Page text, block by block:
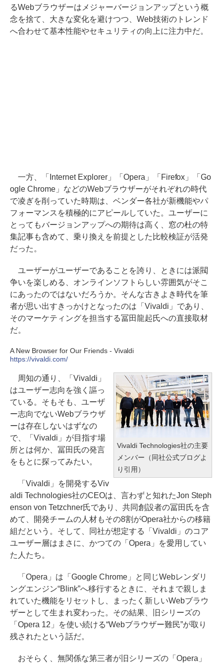
るWebブラウザーはメジャーバージョンアップという概
念を捨て、大きな変化を避けつつ、Web技術のトレンド
へ合わせて基本性能やセキュリティの向上に注力中だ。
一方、「Internet Explorer」「Opera」「Firefox」「Go
ogle Chrome」などのWebブラウザーがそれぞれの時代
で凌ぎを削っていた時期は、ベンダー各社が新機能やパ
フォーマンスを積極的にアピールしていた。ユーザーに
とってもバージョンアップへの期待は高く、窓の杜の特
集記事も含めて、乗り換えを前提とした比較検証が活発
だった。
ユーザーがユーザーであることを誇り、ときには派閥
争いを楽しめる、オンラインソフトらしい雰囲気がそこ
にあったのではないだろうか。そんな古きよき時代を筆
者が思い出すきっかけとなったのは「Vivaldi」であり、
そのマーケティングを担当する冨田龍起氏への直接取材
だ。
A New Browser for Our Friends - Vivaldi
https://vivaldi.com/
Vivaldi Technologies社の主要
メンバー（同社公式ブログよ
り引用）
周知の通り、「Vivaldi」
はユーザー志向を強く謳っ
ている。そもそも、ユーザ
ー志向でないWebブラウザ
ーは存在しないはずなの
で、「Vivaldi」が目指す場
所とは何か、冨田氏の発言
をもとに探ってみたい。
「Vivaldi」を開発するViv
aldi Technologies社のCEOは、言わずと知れたJon Steph
enson von Tetzchner氏であり、共同創設者の冨田氏を含
めて、開発チームの人材もその8割がOpera社からの移籍
組だという。そして、同社が想定する「Vivaldi」のコア
ユーザー層はまさに、かつての「Opera」を愛用してい
た人たち。
「Opera」は「Google Chrome」と同じWebレンダリ
ングエンジン“Blink”へ移行するときに、それまで親しま
れていた機能をリセットし、まったく新しいWebブラウ
ザーとして生まれ変わった。その結果、旧シリーズの
「Opera 12」を使い続ける“Webブラウザー難民”が取り
残されたという話だ。
おそらく、無関係な第三者が旧シリーズの「Opera」